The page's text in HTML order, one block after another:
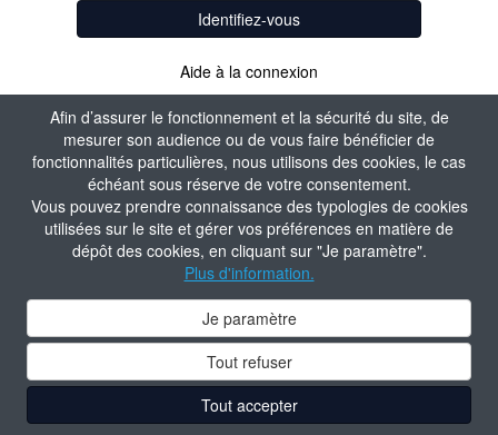
Afin d’assurer le fonctionnement et la sécurité du site, de
mesurer son audience ou de vous faire bénéficier de
fonctionnalités particulières, nous utilisons des cookies, le cas
échéant sous réserve de votre consentement.
Vous pouvez prendre connaissance des typologies de cookies
utilisées sur le site et gérer vos préférences en matière de
dépôt des cookies, en cliquant sur "Je paramètre".
Plus d'information.
Je paramètre
Tout refuser
Tout accepter
Identifiez-vous
Aide à la connexion